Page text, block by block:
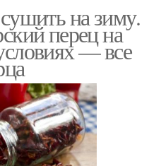
на зиму.
перец на
— все